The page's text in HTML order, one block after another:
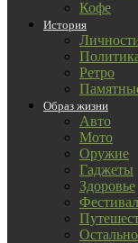
Кофе
История
Ретро
Образ жизни
Авто
Мото
Оружие
Гаджеты
Здоровье